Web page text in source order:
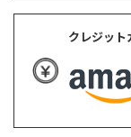
クレジッ